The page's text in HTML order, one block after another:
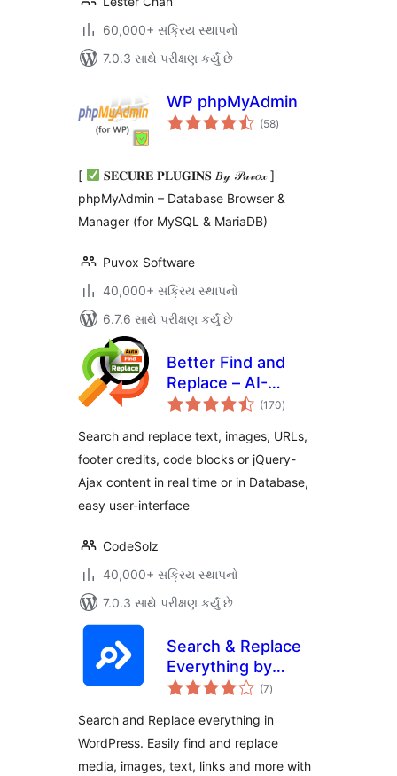
60,000+ સક્રિય સ્થાપનો
7.0.3 સાથે પરીક્ષણ કર્યું છે
WP phpMyAdmin
(58કુલ
રેટિંગ્સ
)
[
𝐒𝐄𝐂𝐔𝐑𝐄 𝐏𝐋𝐔𝐆𝐈𝐍𝐒 𝐵𝓎 𝒫𝓊𝓋𝑜𝓍 ]
phpMyAdmin – Database Browser &
Manager (for MySQL & MariaDB)
Puvox Software
40,000+ સક્રિય સ્થાપનો
6.7.6 સાથે પરીક્ષણ કર્યું છે
Better Find and
Replace – AI-
Powered
(170કુલ
રેટિંગ્સ
)
Search and replace text, images, URLs,
footer credits, code blocks or jQuery-
Ajax content in real time or in Database,
easy user-interface
CodeSolz
40,000+ સક્રિય સ્થાપનો
7.0.3 સાથે પરીક્ષણ કર્યું છે
Search & Replace
Everything by
WPCode – Find and
Text, Links, and
More
(7કુલ
રેટિંગ્સ
)
Search and Replace everything in
WordPress. Easily find and replace
media, images, text, links and more with